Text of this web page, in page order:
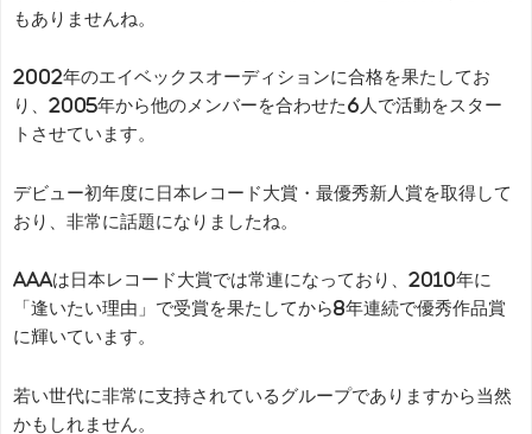
もありませんね。
2002年のエイベックスオーディションに合格を果たしてお
り、2005年から他のメンバーを合わせた6人で活動をスター
トさせています。
デビュー初年度に日本レコード大賞・最優秀新人賞を取得して
おり、非常に話題になりましたね。
AAAは日本レコード大賞では常連になっており、2010年に
「逢いたい理由」で受賞を果たしてから8年連続で優秀作品賞
に輝いています。
若い世代に非常に支持されているグループでありますから当然
かもしれません。